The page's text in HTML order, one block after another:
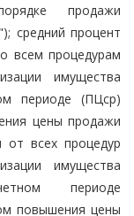
продажи
средний процент
всем процедурам
имущества
периоде (ПЦср)
цены продажи
всех процедур
имущества
периоде
повышения цены